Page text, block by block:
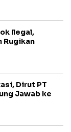
Ilegal,
Rugikan
Dirut PT
Jawab ke